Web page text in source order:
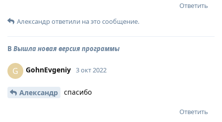
Ответить
Александрответили на это сообщение.
В Вышла новая версия программы
G GohnEvgeniy 3 окт 2022
Александр спасибо
Ответить